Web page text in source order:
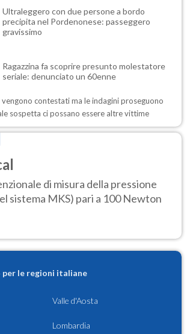
Ultraleggero con due persone a bordo
precipita nel Pordenonese: passeggero
gravissimo
Ragazzina fa scoprire presunto molestatore
seriale: denunciato un 60enne
contestati ma le indagini proseguono
sospetta ci possano essere altre vittime
di misura della pressione
sistema MKS) pari a 100 Newton
le regioni italiane
Valle d'Aosta
Lombardia